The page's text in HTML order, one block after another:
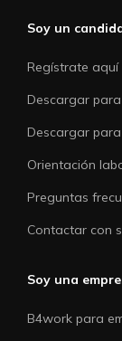
Soy un
Regístrate aquí
Descargar para
Descargar
Orientación
Preguntas
Contactar con
Soy una
B4work para